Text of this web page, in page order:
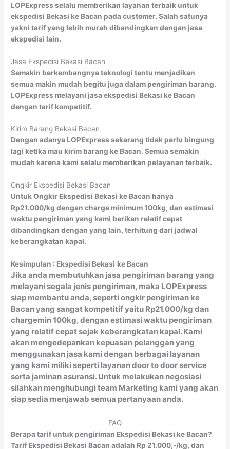
LOPExpress selalu memberikan layanan terbaik untuk
ekspedisi Bekasi ke Bacan pada customer. Salah satunya
yakni tarif yang lebih murah dibandingkan dengan jasa
ekspedisi lain.
Jasa Ekspedisi Bekasi Bacan
Semakin berkembangnya teknologi tentu menjadikan
semua makin mudah begitu juga dalam pengiriman barang.
LOPExpress melayani jasa ekspedisi Bekasi ke Bacan
dengan tarif kompetitif.
Kirim Barang Bekasi Bacan
Dengan adanya LOPExpress sekarang tidak perlu bingung
lagi ketika mau kirim barang ke Bacan. Semua semakin
mudah karena kami selalu memberikan pelayanan terbaik.
Ongkir Ekspedisi Bekasi Bacan
Untuk Ongkir Ekspedisi Bekasi ke Bacan hanya
Rp21.000/kg dengan charge minimum 100kg, dan estimasi
waktu pengiriman yang kami berikan relatif cepat
dibandingkan dengan yang lain, terhitung dari jadwal
keberangkatan kapal.
Kesimpulan : Ekspedisi Bekasi ke Bacan
Jika anda membutuhkan jasa pengiriman barang yang
melayani segala jenis pengiriman, maka LOPExpress
siap membantu anda, seperti ongkir pengiriman ke
Bacan yang sangat kompetitif yaitu Rp21.000/kg dan
chargemin 100kg, dengan estimasi waktu pengiriman
yang relatif cepat sejak keberangkatan kapal. Kami
akan mengedepankan kepuasan pelanggan yang
menggunakan jasa kami dengan berbagai layanan
yang kami miliki seperti layanan door to door service
serta jaminan asuransi. Untuk melakukan negosiasi
silahkan menghubungi team Marketing kami yang akan
siap sedia menjawab semua pertanyaan anda.
FAQ
Berapa tarif untuk pengiriman Ekspedisi Bekasi ke Bacan?
Tarif Ekspedisi Bekasi Bacan adalah Rp 21.000,-/kg, dan